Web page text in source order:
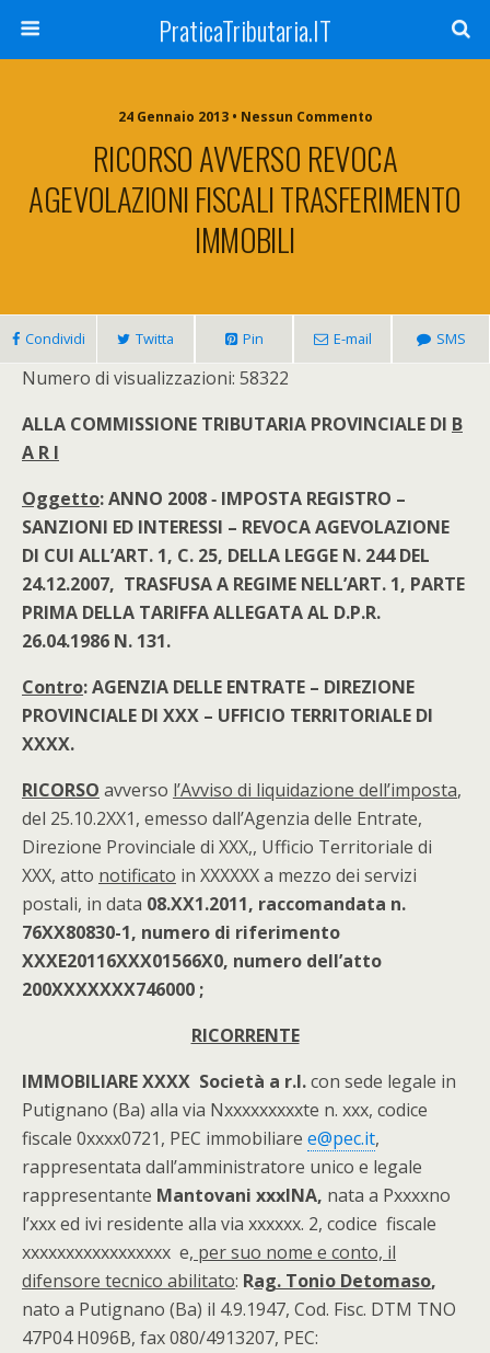
PraticaTributaria.IT
24 Gennaio 2013 • Nessun Commento
RICORSO AVVERSO REVOCA
AGEVOLAZIONI FISCALI TRASFERIMENTO
IMMOBILI
Condividi Twitta Pin E-mail SMS
Numero di visualizzazioni: 58322
ALLA COMMISSIONE TRIBUTARIA PROVINCIALE DI B
A R I
Oggetto: ANNO 2008 ‑ IMPOSTA REGISTRO –
SANZIONI ED INTERESSI – REVOCA AGEVOLAZIONE
DI CUI ALL’ART. 1, C. 25, DELLA LEGGE N. 244 DEL
24.12.2007, TRASFUSA A REGIME NELL’ART. 1, PARTE
PRIMA DELLA TARIFFA ALLEGATA AL D.P.R.
26.04.1986 N. 131.
Contro: AGENZIA DELLE ENTRATE – DIREZIONE
PROVINCIALE DI XXX – UFFICIO TERRITORIALE DI
XXXX.
RICORSO avverso l’Avviso di liquidazione dell’imposta,
del 25.10.2XX1, emesso dall’Agenzia delle Entrate,
Direzione Provinciale di XXX,, Ufficio Territoriale di
XXX, atto notificato in XXXXXX a mezzo dei servizi
postali, in data 08.XX1.2011, raccomandata n.
76XX80830-1, numero di riferimento
XXXE20116XXX01566X0, numero dell’atto
200XXXXXXX746000 ;
RICORRENTE
IMMOBILIARE XXXX Società a r.l.con sede legale in
Putignano (Ba) alla via Nxxxxxxxxxte n. xxx, codice
fiscale 0xxxx0721, PEC immobiliare e@pec.it,
rappresentata dall’amministratore unico e legale
rappresentante Mantovani xxxINA, nata a Pxxxxno
l’xxx ed ivi residente alla via xxxxxx. 2, codice fiscale
xxxxxxxxxxxxxxxxx e, per suo nome e conto, il
difensore tecnico abilitato: Rag. Tonio Detomaso,
nato a Putignano (Ba) il 4.9.1947, Cod. Fisc. DTM TNO
47P04 H096B, fax 080/4913207, PEC: